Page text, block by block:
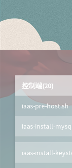
控制端(20)
iaas-pre-host.sh
iaas-install-
iaas-install-